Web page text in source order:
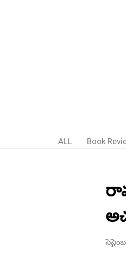
ALL Book